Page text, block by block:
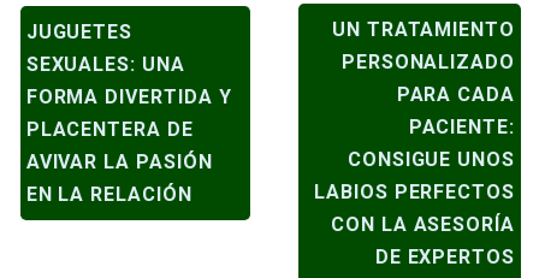
NAVEGACIÓN
DE
ENTRADAS
JUGUETES
SEXUALES: UNA
FORMA DIVERTIDA Y
PLACENTERA DE
AVIVAR LA PASIÓN
EN LA RELACIÓN
UN TRATAMIENTO
PERSONALIZADO
PARA CADA
PACIENTE:
CONSIGUE UNOS
LABIOS PERFECTOS
CON LA ASESORÍA
DE EXPERTOS